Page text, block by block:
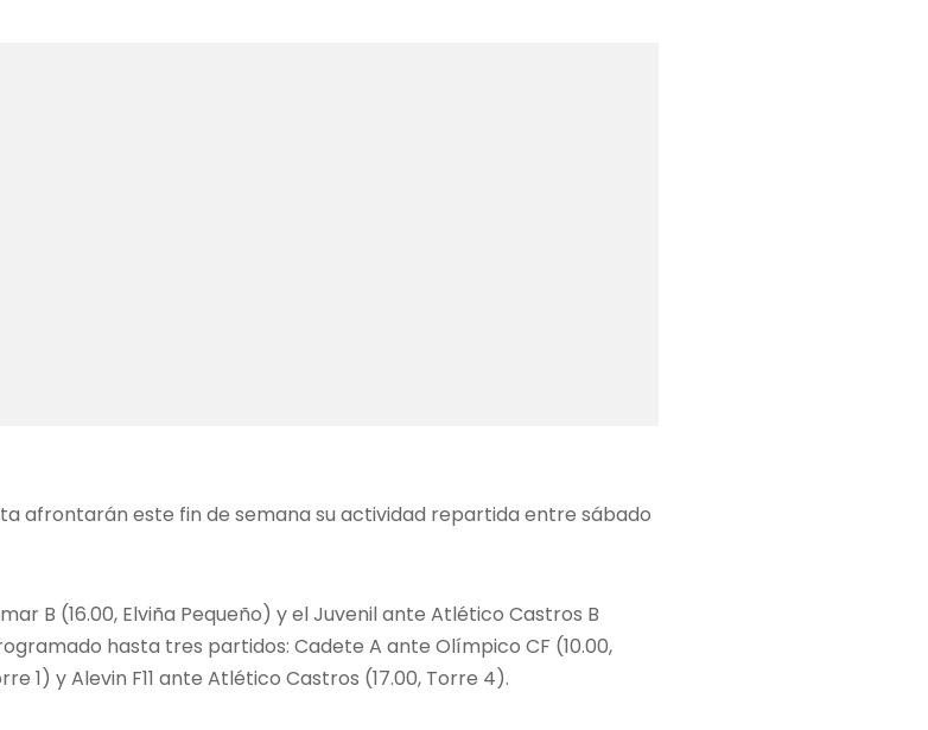
afrontarán este fin de semana su actividad repartida entre sábado
B (16.00, Elviña Pequeño) y el Juvenil ante Atlético Castros B
hasta tres partidos: Cadete A ante Olímpico CF (10.00,
1) y Alevin F11 ante Atlético Castros (17.00, Torre 4).